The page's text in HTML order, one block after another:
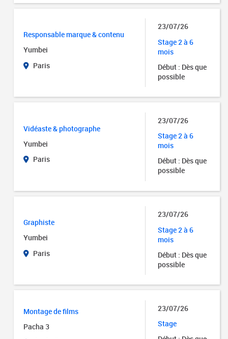
Responsable marque & contenu
Yumbei
Paris
23/07/26
Stage 2 à 6
mois
Début : Dès que
possible
Vidéaste & photographe
Yumbei
Paris
23/07/26
Stage 2 à 6
mois
Début : Dès que
possible
Graphiste
Yumbei
Paris
23/07/26
Stage 2 à 6
mois
Début : Dès que
possible
Montage de films
Pacha 3
23/07/26
Stage